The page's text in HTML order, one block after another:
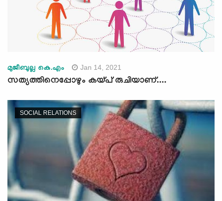
മുജീബുല്ല കെ.എം Jan 14, 2021
സത്യത്തിനെപ്പോഴും കയ്പ് രുചിയാണ്....
SOCIAL RELATIONS